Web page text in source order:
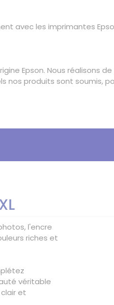
avec les imprimantes
Epson. Nous réalisons
produits sont soumis,
l'encre
riches et
véritable
et